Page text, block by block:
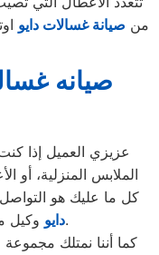
من صيانة غسالات دايو
صيانه
عزيزي العميل إذا
الملابس المنزلية، أو
كل ما عليك هو
دايووكيل معتمد لأجهزة دايو في مصر.
كما أننا نمتلك